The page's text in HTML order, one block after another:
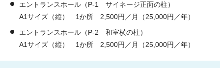
エントランスホール（P-1 サイネージ正面の柱）
A1サイズ（縦） 1か所 2,500円／月（25,000円／年）
エントランスホール（P-2 和室横の柱）
A1サイズ（縦） 1か所 2,500円／月（25,000円／年）